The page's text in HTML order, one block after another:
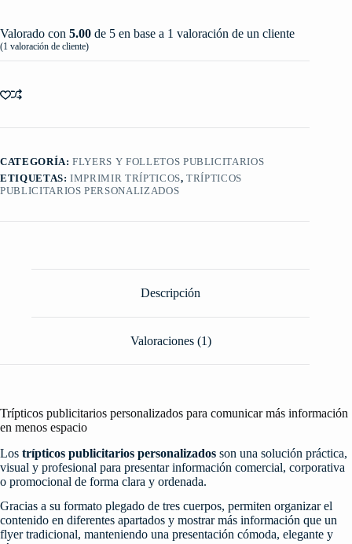
Valorado con 5.00 de 5 en base a 1 valoración de un cliente
(1 valoración de cliente)
CATEGORÍA:FLYERS Y FOLLETOS PUBLICITARIOS
ETIQUETAS:IMPRIMIR TRÍPTICOS,TRÍPTICOS
PUBLICITARIOS PERSONALIZADOS
Descripción
Valoraciones (1)
Trípticos publicitarios personalizados para comunicar más información
en menos espacio
Los trípticos publicitarios personalizados son una solución práctica,
visual y profesional para presentar información comercial, corporativa
o promocional de forma clara y ordenada.
Gracias a su formato plegado de tres cuerpos, permiten organizar el
contenido en diferentes apartados y mostrar más información que un
flyer tradicional, manteniendo una presentación cómoda, elegante y